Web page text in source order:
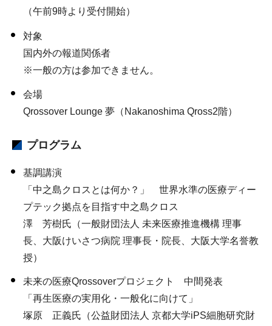
（午前9時より受付開始）
対象
国内外の報道関係者
※一般の方は参加できません。
会場
Qrossover Lounge 夢（Nakanoshima Qross2階）
プログラム
基調講演
「中之島クロスとは何か？」 世界水準の医療ディー
プテック拠点を目指す中之島クロス
澤 芳樹氏（一般財団法人 未来医療推進機構 理事
長、大阪けいさつ病院 理事長・院長、大阪大学名誉教
授）
未来の医療Qrossoverプロジェクト 中間発表
「再生医療の実用化・一般化に向けて」
塚原 正義氏（公益財団法人 京都大学iPS細胞研究財